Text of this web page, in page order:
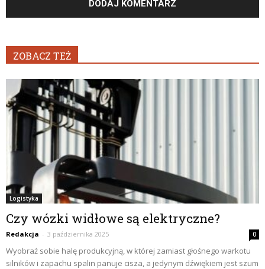
ZOBACZ TEŻ
Logistyka
Czy wózki widłowe są elektryczne?
Redakcja - 3 października 2025 0
Wyobraź sobie halę produkcyjną, w której zamiast głośnego warkotu
silników i zapachu spalin panuje cisza, a jedynym dźwiękiem jest szum